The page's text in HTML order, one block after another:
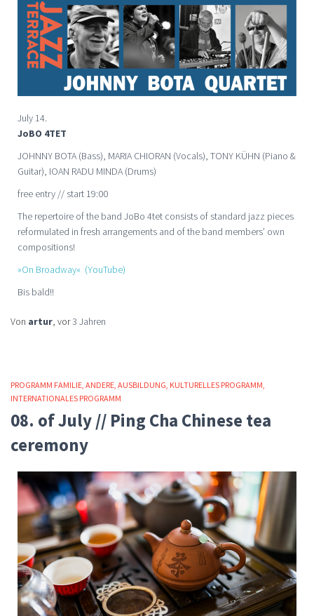
July 14.
JoBO 4TET
JOHNNY BOTA (Bass), MARIA CHIORAN (Vocals), TONY KÜHN (Piano &
Guitar), IOAN RADU MINDA (Drums)
free entry // start 19:00
The repertoire of the band JoBo 4tet consists of standard jazz pieces
reformulated in fresh arrangements and of the band members’ own
compositions!
»On Broadway« (YouTube)
Bis bald!!
Von artur, vor3 Jahren
PROGRAMM FAMILIE ANDERE AUSBILDUNG KULTURELLES PROGRAMM
INTERNATIONALES PROGRAMM
08. of July // Ping Cha Chinese tea
ceremony